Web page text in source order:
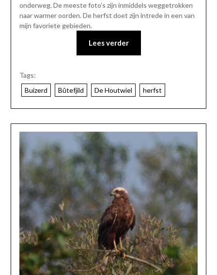
onderweg. De meeste foto’s zijn inmiddels weggetrokken
naar warmer oorden. De herfst doet zijn intrede in een van
mijn favoriete gebieden.
Lees verder
Tags:
Buizerd
Bûtefjild De Houtwiel herfst